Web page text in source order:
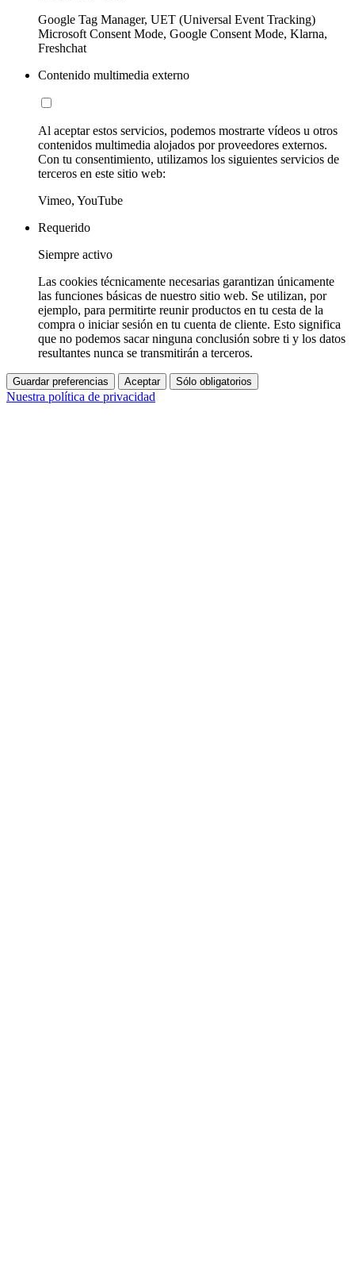
Google Tag Manager, UET (Universal Event Tracking)
Microsoft Consent Mode, Google Consent Mode, Klarna,
Freshchat
Contenido multimedia externo
Al aceptar estos servicios, podemos mostrarte vídeos u otros
contenidos multimedia alojados por proveedores externos.
Con tu consentimiento, utilizamos los siguientes servicios de
terceros en este sitio web:
Vimeo, YouTube
Requerido
Siempre activo
Las cookies técnicamente necesarias garantizan únicamente
las funciones básicas de nuestro sitio web. Se utilizan, por
ejemplo, para permitirte reunir productos en tu cesta de la
compra o iniciar sesión en tu cuenta de cliente. Esto significa
que no podemos sacar ninguna conclusión sobre ti y los datos
resultantes nunca se transmitirán a terceros.
Guardar preferencias Aceptar Sólo obligatorios
Nuestra política de privacidad